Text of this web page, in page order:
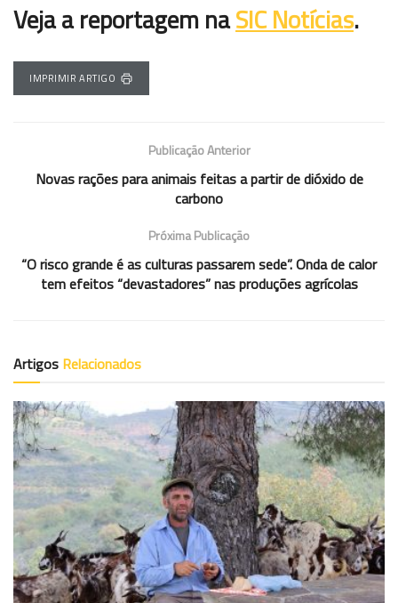
Veja a reportagem naSIC Notícias.
IMPRIMIR ARTIGO
Publicação Anterior
Novas rações para animais feitas a partir de dióxido de
carbono
Próxima Publicação
“O risco grande é as culturas passarem sede”. Onda de calor
tem efeitos “devastadores” nas produções agrícolas
Artigos Relacionados